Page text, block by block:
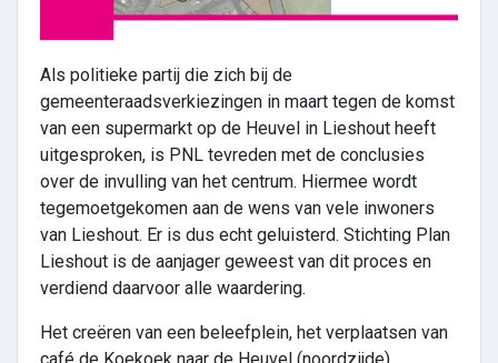
Als politieke partij die zich bij de
gemeenteraadsverkiezingen in maart tegen de komst
van een supermarkt op de Heuvel in Lieshout heeft
uitgesproken, is PNL tevreden met de conclusies
over de invulling van het centrum. Hiermee wordt
tegemoetgekomen aan de wens van vele inwoners
van Lieshout. Er is dus echt geluisterd. Stichting Plan
Lieshout is de aanjager geweest van dit proces en
verdiend daarvoor alle waardering.
Het creëren van een beleefplein, het verplaatsen van